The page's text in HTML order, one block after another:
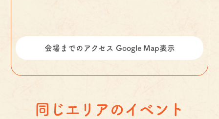
会場までのアクセス Google Map表示
同じエリアのイベント